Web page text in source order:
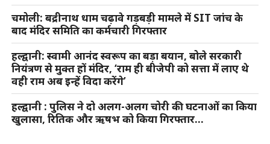
चमोली: बद्रीनाथ धाम चढ़ावे गड़बड़ी मामले में SIT जांच के
बाद मंदिर समिति का कर्मचारी गिरफ्तार
हल्द्वानी: स्वामी आनंद स्वरूप का बड़ा बयान, बोले सरकारी
नियंत्रण से मुक्त हों मंदिर, ‘राम ही बीजेपी को सत्ता में लाए थे
वही राम अब इन्हें विदा करेंगे’
हल्द्वानी : पुलिस ने दो अलग-अलग चोरी की घटनाओं का किया
खुलासा, रितिक और ऋषभ को किया गिरफ्तार…